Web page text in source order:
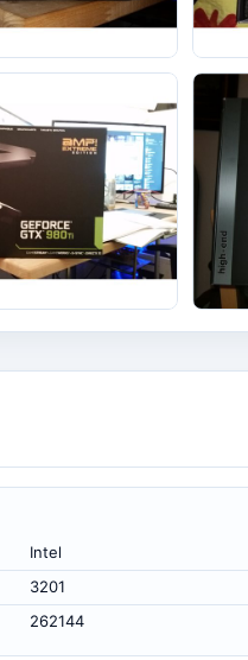
Intel
3201
262144